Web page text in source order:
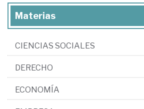
Materias
CIENCIAS SOCIALES
DERECHO
ECONOMÍA